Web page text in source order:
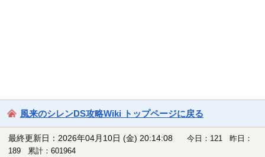
風来のシレンDS攻略Wiki トップページに戻る
最終更新日：2026年04月10日 (金) 20:14:08
今日：121 昨日：
189 累計：601964